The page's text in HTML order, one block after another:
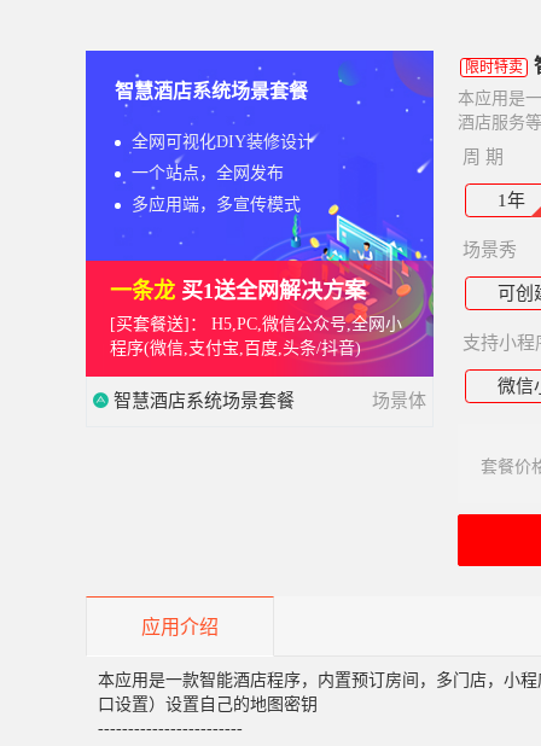
智慧酒店系统场景套餐
全网可视化DIY装修设计
一个站点，全网发布
多应用端，多宣传模式
一条龙 买1送全网解决方案
[买套餐送]：
H5,PC,微信公众号,全网小
程序(微信,支付宝,百度,头条/抖音)
智慧酒店系统场景套餐 场景体
限时特卖
本应用是
酒店服务
周 期
1年
场景秀
可创
支持小程
微信
套餐价
应用介绍
本应用是一款智能酒店程序，内置预订房间，多门店，小
口设置）设置自己的地图密钥
------------------------